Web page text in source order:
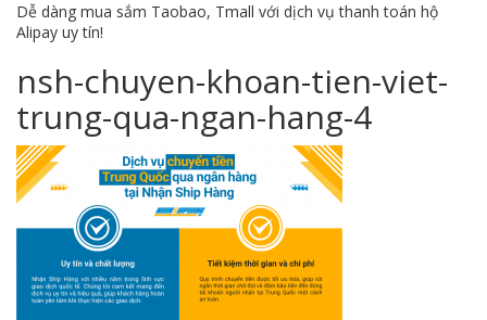
Dễ dàng mua sắm Taobao, Tmall với dịch vụ thanh toán hộ
Alipay uy tín!
nsh-chuyen-khoan-tien-viet-
trung-qua-ngan-hang-4